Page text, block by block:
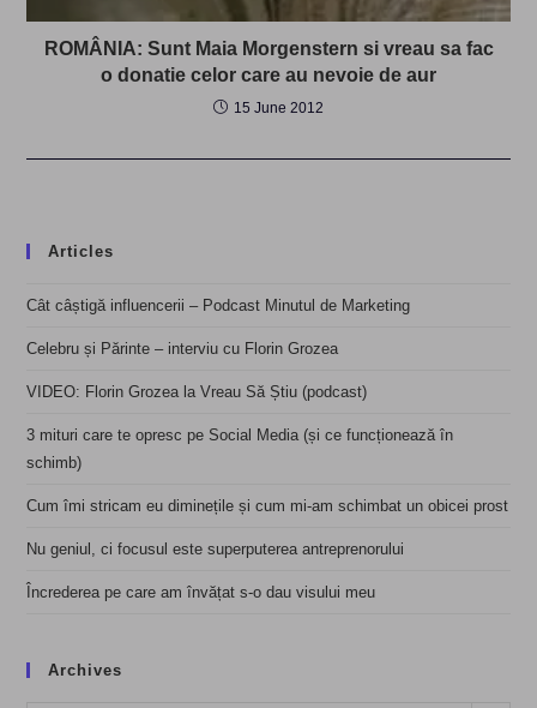
ROMÂNIA: Sunt Maia Morgenstern si vreau sa fac
o donatie celor care au nevoie de aur
15 June 2012
Articles
Cât câștigă influencerii – Podcast Minutul de Marketing
Celebru și Părinte – interviu cu Florin Grozea
VIDEO: Florin Grozea la Vreau Să Știu (podcast)
3 mituri care te opresc pe Social Media (și ce funcționează în
schimb)
Cum îmi stricam eu diminețile și cum mi-am schimbat un obicei prost
Nu geniul, ci focusul este superputerea antreprenorului
Încrederea pe care am învățat s-o dau visului meu
Archives